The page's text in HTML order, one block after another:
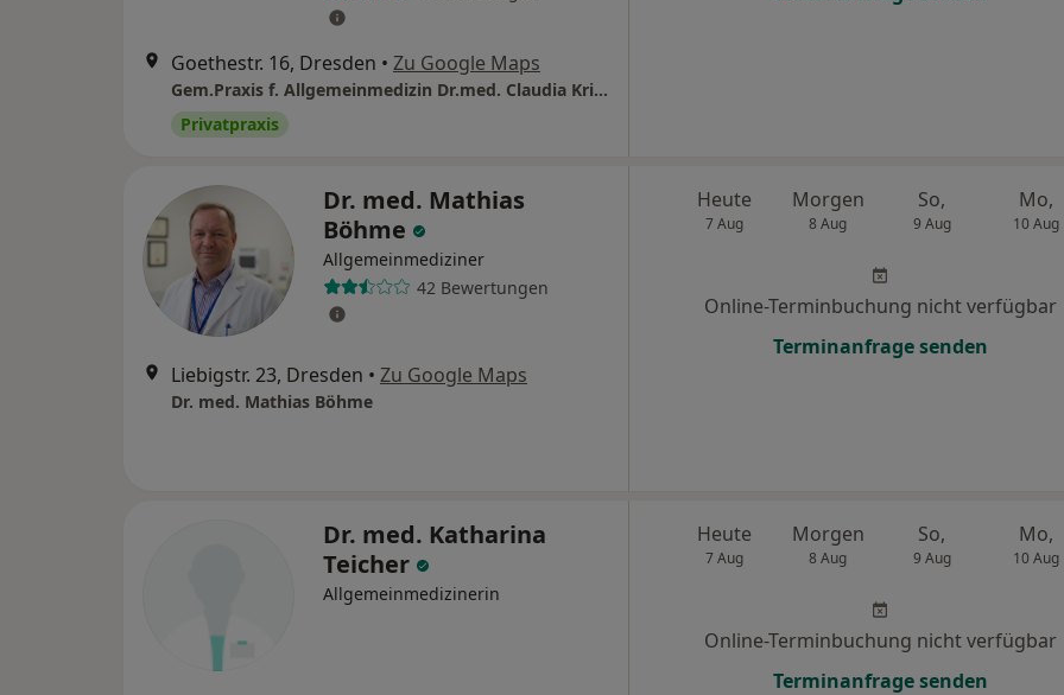
Goethestr. 16, Dresden • Zu Google Maps
Gem.Praxis f. Allgemeinmedizin Dr.med. Claudia Krickau und Sven Kleinerüschkamp
Privatpraxis
Dr. med. Mathias
Böhme
Allgemeinmediziner
42 Bewertungen
Liebigstr. 23, Dresden • Zu Google Maps
Dr. med. Mathias Böhme
Heute
7 Aug
Morgen
8 Aug
So,
9 Aug
Mo,
10 Aug
Online-Terminbuchung nicht verfügbar
Terminanfrage senden
Dr. med. Katharina
Teicher
Allgemeinmedizinerin
Heute
7 Aug
Morgen
8 Aug
So,
9 Aug
Mo,
10 Aug
Online-Terminbuchung nicht verfügbar
Terminanfrage senden